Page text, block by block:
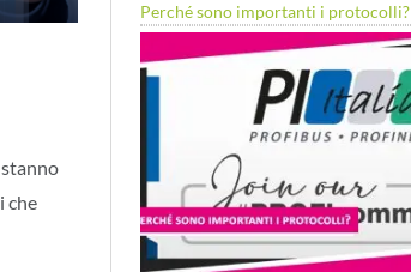
che
Perché sono importanti i protocolli?